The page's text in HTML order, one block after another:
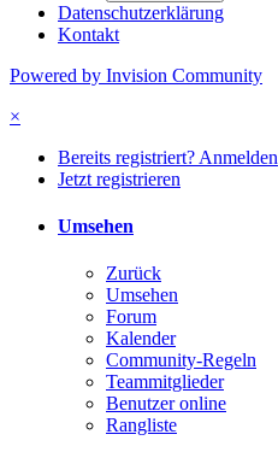
Datenschutzerklärung
Kontakt
Powered by Invision Community
×
Bereits registriert? Anmelden
Jetzt registrieren
Umsehen
Zurück
Umsehen
Forum
Kalender
Community-Regeln
Teammitglieder
Benutzer online
Rangliste